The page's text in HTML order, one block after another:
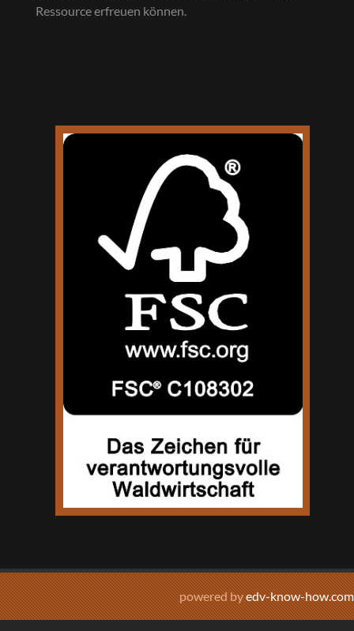
Ressource erfreuen können.
powered byedv-know-how.com